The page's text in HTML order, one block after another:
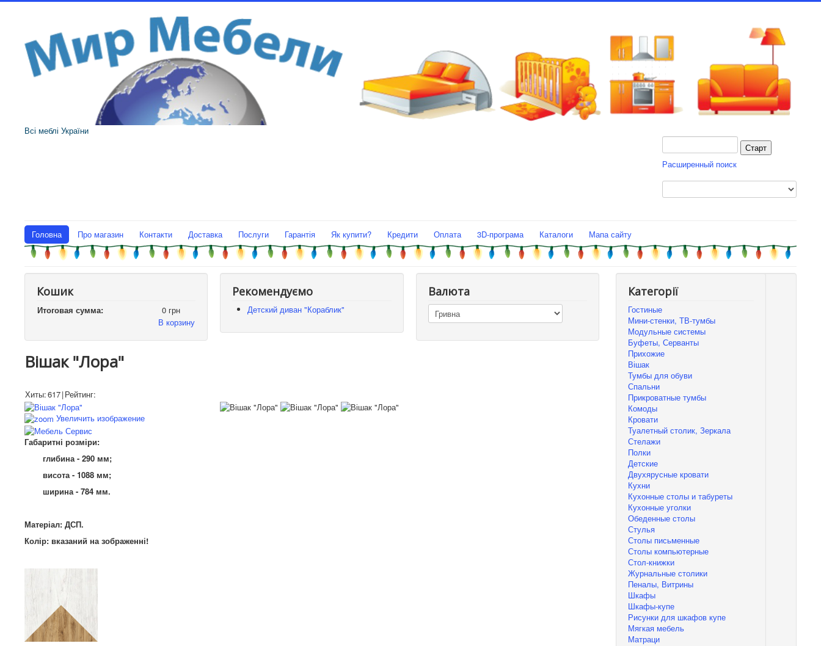
Всі меблі України
Расширенный поиск
Головна Про магазин Контакти Доставка Послуги Гарантія Як купити? Кредити Оплата 3D-програма Каталоги Мапа сайту
Кошик
Итоговая сумма:
0 грн
В корзину
Рекомендуємо
Детский диван "Кораблик"
Валюта
Вішак "Лора"
Хиты:617|Рейтинг:
Увеличить изображение
Габаритні розміри:
глибина - 290 мм;
висота - 1088 мм;
ширина - 784 мм.
Матеріал: ДСП.
Колір: вказаний назображенні!
Категорії
Гостиные
Мини-стенки, ТВ-тумбы
Модульные системы
Буфеты, Серванты
Прихожие
Вішак
Тумбы для обуви
Спальни
Прикроватные тумбы
Комоды
Кровати
Туалетный столик, Зеркала
Стелажи
Полки
Детские
Двухярусные кровати
Кухни
Кухонные столы и табуреты
Кухонные уголки
Обеденные столы
Стулья
Столы письменные
Столы компьютерные
Стол-книжки
Журнальные столики
Пеналы, Витрины
Шкафы
Шкафы-купе
Рисунки для шкафов купе
Мягкая мебель
Матраци